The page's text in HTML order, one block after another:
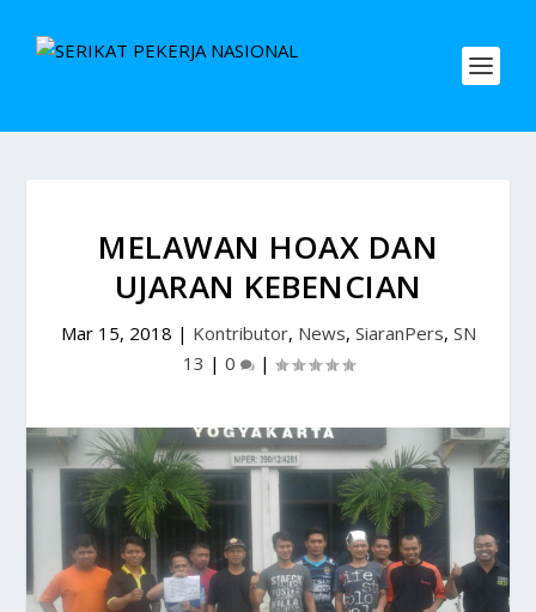
MELAWAN HOAX DAN
UJARAN KEBENCIAN
Mar 15, 2018 | Kontributor, News, SiaranPers, SN
13 | 0 |